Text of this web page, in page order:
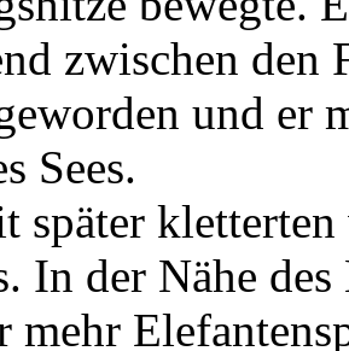
zwischen den
und er
Sees.
später
In der Nähe
mehr